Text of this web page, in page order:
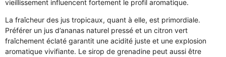
vieillissement influencent fortement le profil aromatique.
La fraîcheur des jus tropicaux, quant à elle, est primordiale.
Préférer un jus d’ananas naturel pressé et un citron vert
fraîchement éclaté garantit une acidité juste et une explosion
aromatique vivifiante. Le sirop de grenadine peut aussi être